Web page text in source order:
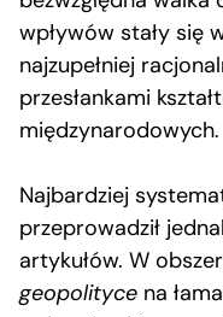
wpływów stały się
najzupełniej
przesłankami
międzynarodowych.
Najbardziej
przeprowadził
artykułów. W
geopolityce na